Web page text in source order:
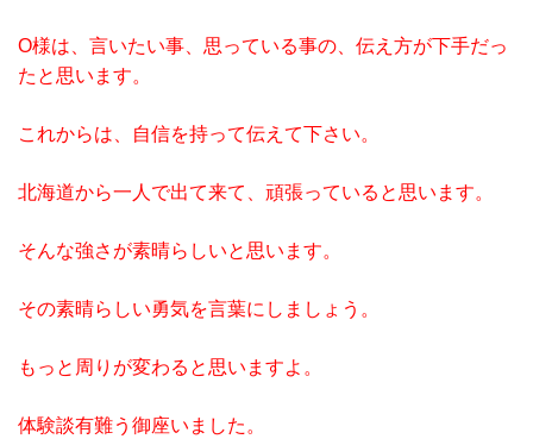
O様は、言いたい事、思っている事の、伝え方が下手だっ
たと思います。
これからは、自信を持って伝えて下さい。
北海道から一人で出て来て、頑張っていると思います。
そんな強さが素晴らしいと思います。
その素晴らしい勇気を言葉にしましょう。
もっと周りが変わると思いますよ。
体験談有難う御座いました。